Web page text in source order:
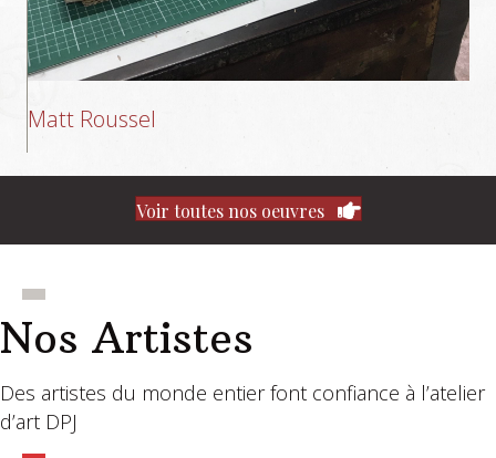
Matt Roussel
Voir toutes nos oeuvres
Nos Artistes
Des artistes du monde entier font confiance à l’atelier
d’art DPJ